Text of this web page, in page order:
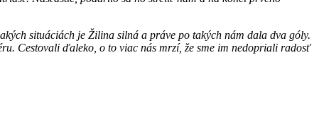
situáciách je Žilina silná a práve po takých nám dala dva góly.
Cestovali ďaleko, o to viac nás mrzí, že sme im nedopriali radosť